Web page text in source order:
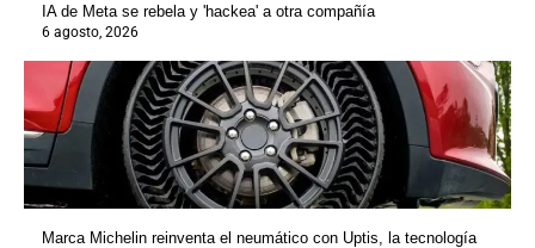
IA de Meta se rebela y 'hackea' a otra compañía
6 agosto, 2026
Marca Michelin reinventa el neumático con Uptis, la tecnología